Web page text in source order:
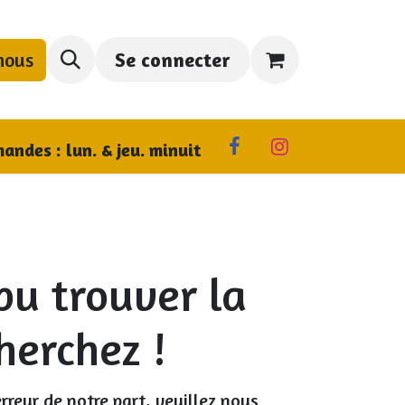
trouver Se connecter
: lun. & jeu. minuit
trouver la
!
de notre part, veuillez nous